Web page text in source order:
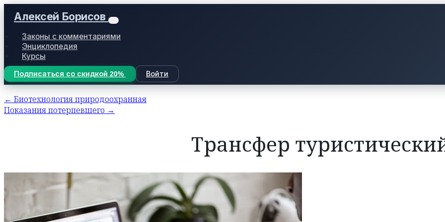
Алексей Борисов
Законы с комментариями
Энциклопедия
Курсы
Подписаться со скидкой 20% Войти
← Биотехнология природоохранная
Показания потерпевшего →
Трансфер